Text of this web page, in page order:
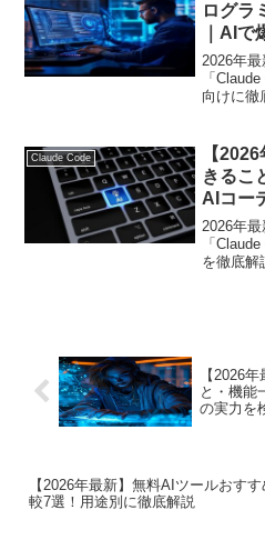
ログラ
｜AI
う
2026年
「
向けに徹
Claude Code
【
きるこ
AIコー
証
2026年
「
を徹底解
【2026
と・機能
の実力を
【2026年最新】無料AIツールおす
較7選！用途別に徹底解説